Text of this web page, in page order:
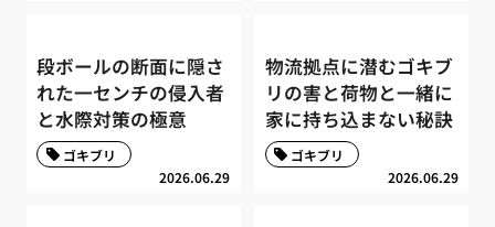
段ボールの断面に隠さ
れた一センチの侵入者
と水際対策の極意
2026.06.29
ゴキブリ
物流拠点に潜むゴキブ
リの害と荷物と一緒に
家に持ち込まない秘訣
2026.06.29
ゴキブリ